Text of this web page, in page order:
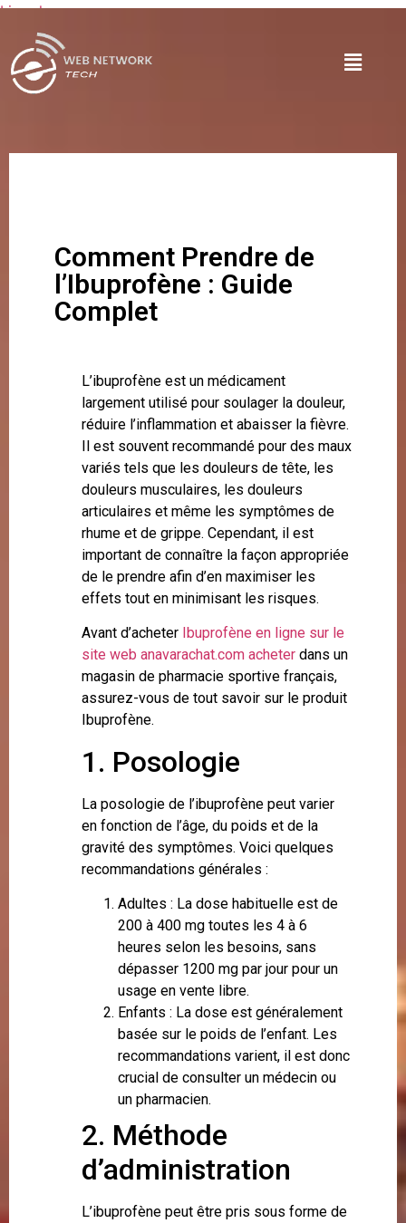
Lire plus
Comment Prendre de
l’Ibuprofène : Guide
Complet
L’ibuprofène est un médicament
largement utilisé pour soulager la douleur,
réduire l’inflammation et abaisser la fièvre.
Il est souvent recommandé pour des maux
variés tels que les douleurs de tête, les
douleurs musculaires, les douleurs
articulaires et même les symptômes de
rhume et de grippe. Cependant, il est
important de connaître la façon appropriée
de le prendre afin d’en maximiser les
effets tout en minimisant les risques.
Avant d’acheter Ibuprofène en ligne sur le
site web anavarachat.com acheter dans un
magasin de pharmacie sportive français,
assurez-vous de tout savoir sur le produit
Ibuprofène.
1. Posologie
La posologie de l’ibuprofène peut varier
en fonction de l’âge, du poids et de la
gravité des symptômes. Voici quelques
recommandations générales :
Adultes : La dose habituelle est de
200 à 400 mg toutes les 4 à 6
heures selon les besoins, sans
dépasser 1200 mg par jour pour un
usage en vente libre.
Enfants : La dose est généralement
basée sur le poids de l’enfant. Les
recommandations varient, il est donc
crucial de consulter un médecin ou
un pharmacien.
2. Méthode
d’administration
L’ibuprofène peut être pris sous forme de